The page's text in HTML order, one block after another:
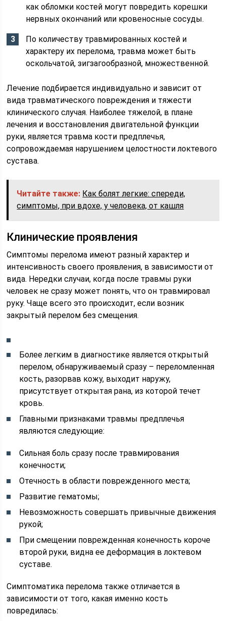
как обломки костей могут повредить корешки
нервных окончаний или кровеносные сосуды.
По количеству травмированных костей и
характеру их перелома, травма может быть
оскольчатой, зигзагообразной, множественной.
Лечение подбирается индивидуально и зависит от
вида травматического повреждения и тяжести
клинического случая. Наиболее тяжелой, в плане
лечения и восстановления двигательной функции
руки, является травма кости предплечья,
сопровождаемая нарушением целостности локтевого
сустава.
Читайте также: Как болят легкие: спереди,
симптомы, при вдохе, у человека, от кашля
Клинические проявления
Симптомы перелома имеют разный характер и
интенсивность своего проявления, в зависимости от
вида. Нередки случаи, когда после травмы руки
человек не сразу может понять, что он травмировал
руку. Чаще всего это происходит, если возник
закрытый перелом без смещения.
Более легким в диагностике является открытый
перелом, обнаруживаемый сразу – переломленная
кость, разорвав кожу, выходит наружу,
присутствует открытая рана, из которой течет
кровь.
Главными признаками травмы предплечья
являются следующие:
Сильная боль сразу после травмирования
конечности;
Отечность в области поврежденного места;
Развитие гематомы;
Невозможность совершать привычные движения
рукой;
При смещении поврежденная конечность короче
второй руки, видна ее деформация в локтевом
суставе.
Симптоматика перелома также отличается в
зависимости от того, какая именно кость
повредилась: